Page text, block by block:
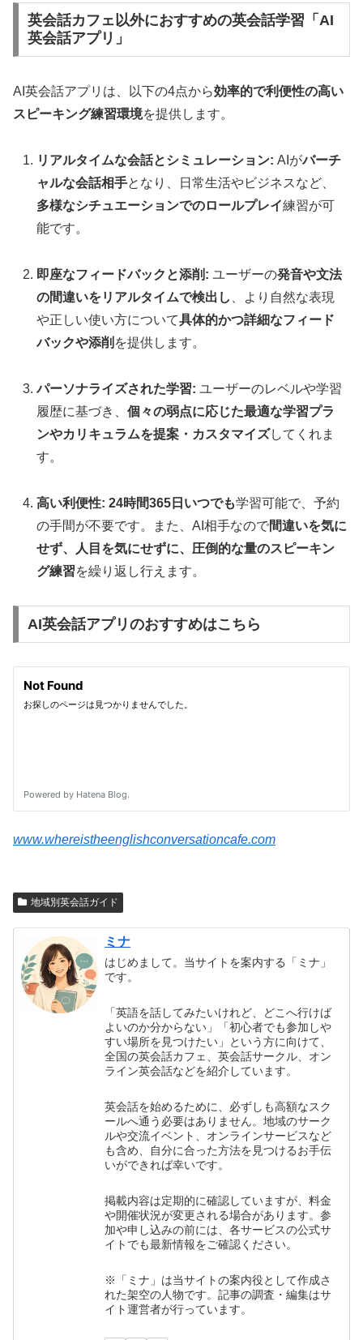
英会話カフェ以外におすすめの英会話学習「AI
英会話アプリ」
AI英会話アプリは、以下の4点から効率的で利便性の高い
スピーキング練習環境を提供します。
リアルタイムな会話とシミュレーション: AIがバーチ
ャルな会話相手となり、日常生活やビジネスなど、
多様なシチュエーションでのロールプレイ練習が可
能です。
即座なフィードバックと添削: ユーザーの発音や文法
の間違いをリアルタイムで検出し
、より自然な表現
や正しい使い方について具体的かつ詳細なフィード
バックや添削 を提供します。
パーソナライズされた学習: ユーザーのレベルや学習
履歴に基づき、個々の弱点に応じた最適な学習プラ
ンやカリキュラムを提案・カスタマイズしてくれま
す。
高い利便性: 24時間365日いつでも学習可能で、予約
の手間が不要です。また、AI相手なので間違いを気に
せず、人目を気にせずに、圧倒的な量のスピーキン
グ練習を繰り返し行えます。
AI英会話アプリのおすすめはこちら
www.whereistheenglishconversationcafe.com
地域別英会話ガイド
ミナ
はじめまして。当サイトを案内する「ミナ」
です。
「英語を話してみたいけれど、どこへ行けば
よいのか分からない」「初心者でも参加しや
すい場所を見つけたい」という方に向けて、
全国の英会話カフェ、英会話サークル、オン
ライン英会話などを紹介しています。
英会話を始めるために、必ずしも高額なスク
ールへ通う必要はありません。地域のサーク
ルや交流イベント、オンラインサービスなど
も含め、自分に合った方法を見つけるお手伝
いができれば幸いです。
掲載内容は定期的に確認していますが、料金
や開催状況が変更される場合があります。参
加や申し込みの前には、各サービスの公式サ
イトでも最新情報をご確認ください。
※「ミナ」は当サイトの案内役として作成さ
れた架空の人物です。記事の調査・編集はサ
イト運営者が行っています。